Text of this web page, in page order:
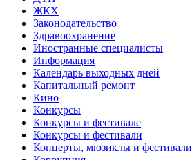
ЖКХ
Законодательство
Здравоохранение
Иностранные специалисты
Информация
Календарь выходных дней
Капитальный ремонт
Кино
Конкурсы
Конкурсы и фестивале
Конкурсы и фестивали
Концерты, мюзиклы и фестивали